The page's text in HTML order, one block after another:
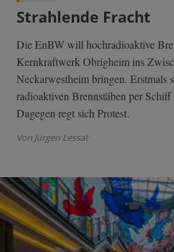
Strahlende Fracht
Die EnBW will hochradioaktive
Kernkraftwerk Obrigheim ins
Neckarwestheim bringen. Erstmals
radioaktiven Brennstäben per
Dagegen regt sich Protest.
Von Jürgen Lessat